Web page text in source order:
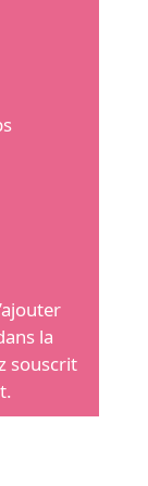
la
souscrit